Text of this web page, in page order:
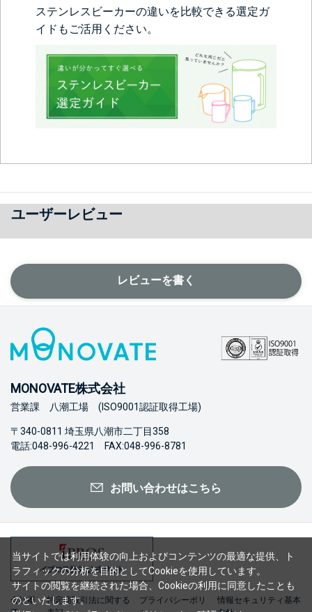
ステンレスビーカーの違いを比較できる選定ガ
イドもご活用ください。
ユーザーレビュー
レビューを書く
MONOVATE株式会社
営業課 八潮工場 (ISO9001認証取得工場)
〒340-0811 埼玉県八潮市二丁目358
電話:048-996-4221 FAX:048-996-8781
お問い合わせはこちら
会社概
特定商取引法に関する
プライバシーポリ
情報セキュリティ基本
当サイトでは利用体験の向上およびコンテンツの最適な提供、ト
ラフィックの分析を目的としてCookieを使用しています。
サイトの閲覧を継続された場合、Cookieの利用に同意したことも
のといたします。